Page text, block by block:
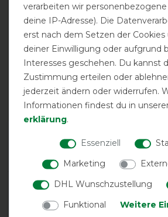
EXCELLENT
Horseware Mio Insulator
Stalldecke
9
Product Rating
4.8/5
verarbeiten wir
deine IP-Adresse). Die
erst nach dem Setzen der
deiner Einwilligung oder aufgrund
Interesses geschehen. Du kannst
Zustimmung erteilen oder
jederzeit ändern oder widerrufen.
Informationen findest du in
erklärung.
Essenziell
Marketing
DHL Wunschzustellung
Funktional
Weitere